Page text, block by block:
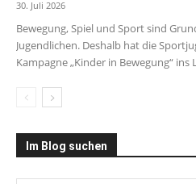
30. Juli 2026
Bewegung, Spiel und Sport sind
Jugendlichen. Deshalb hat die
Kampagne „Kinder in Bewegung“
Im Blog suchen